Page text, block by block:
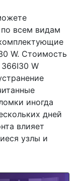
всем видам
W. Стоимость
W
иногда
дней
влияет
узлы и